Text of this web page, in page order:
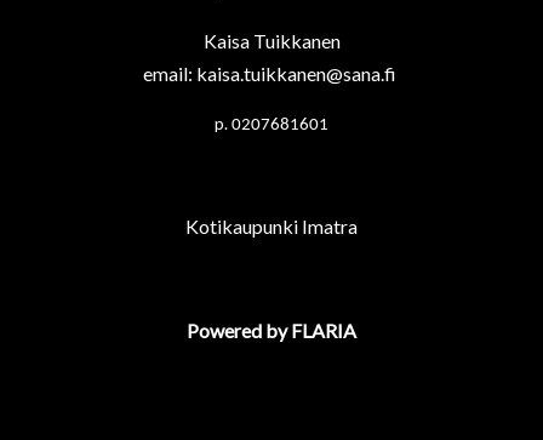
Kaisa Tuikkanen
email: kaisa.tuikkanen@sana.fi
p. 0207681601
Kotikaupunki Imatra
Powered by FLARIA